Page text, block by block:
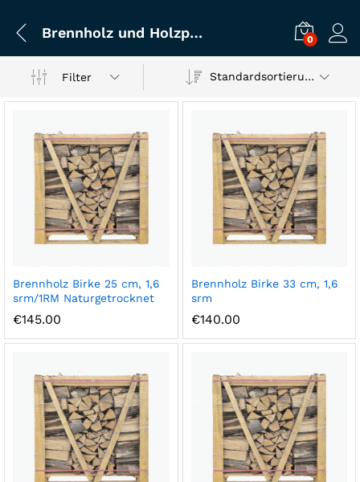
Brennholz und Holzpellets 0
Filter Standardsortierung
Brennholz Birke 25 cm, 1,6
srm/1RM Naturgetrocknet
€145.00
Brennholz Birke 33 cm, 1,6
srm
€140.00